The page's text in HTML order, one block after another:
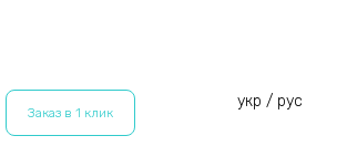
Заказ в 1 клик
укр / рус